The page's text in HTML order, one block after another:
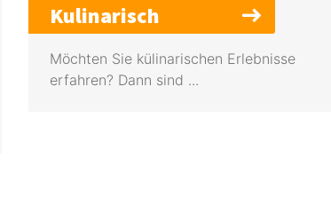
Kulinarisch
Möchten Sie külinarischen Erlebnisse
erfahren? Dann sind ...